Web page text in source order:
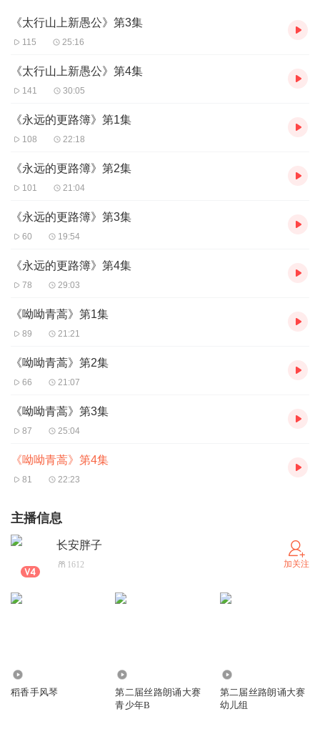
《太行山上新愚公》第3集
115 25:16
《太行山上新愚公》第4集
141 30:05
《永远的更路簿》第1集
108 22:18
《永远的更路簿》第2集
101 21:04
《永远的更路簿》第3集
60 19:54
《永远的更路簿》第4集
78 29:03
《呦呦青蒿》第1集
89 21:21
《呦呦青蒿》第2集
66 21:07
《呦呦青蒿》第3集
87 25:04
《呦呦青蒿》第4集
81 22:23
主播信息
长安胖子
1612 加关注
稻香手风琴
第二届丝路朗诵大赛
青少年B
第二届丝路朗诵大赛
幼儿组